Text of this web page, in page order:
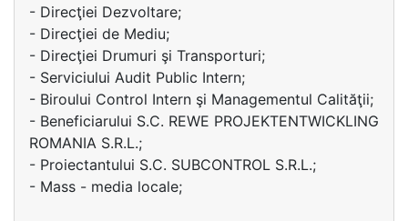
- Direcţiei Dezvoltare;
- Direcţiei de Mediu;
- Direcţiei Drumuri şi Transporturi;
- Serviciului Audit Public Intern;
- Biroului Control Intern şi Managementul Calităţii;
- Beneficiarului S.C. REWE PROJEKTENTWICKLING
ROMANIA S.R.L.;
- Proiectantului S.C. SUBCONTROL S.R.L.;
- Mass - media locale;